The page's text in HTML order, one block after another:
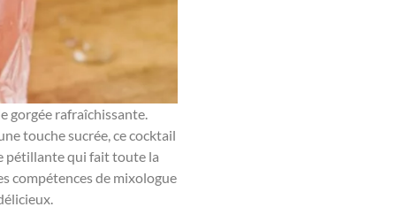
gorgée rafraîchissante.
touche sucrée, ce cocktail
pétillante qui fait toute la
compétences de mixologue